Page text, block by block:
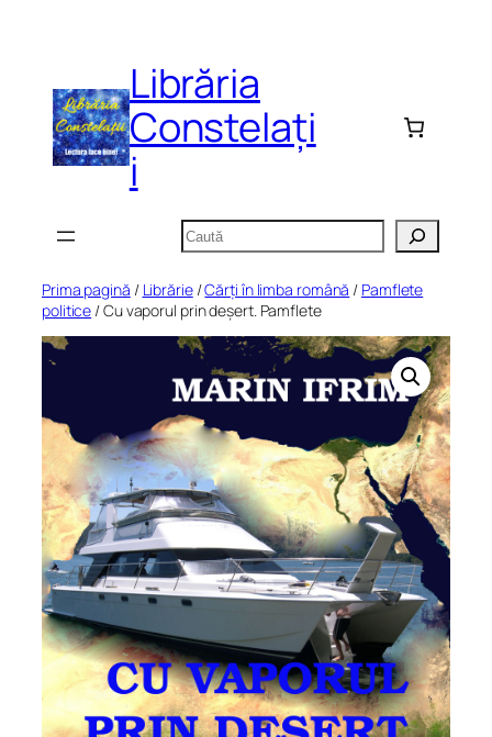
Librăria
Constelați
i
Caută
Prima pagină / Librărie/Cărți în limba română / Pamflete
politice / Cu vaporul prin deșert. Pamflete